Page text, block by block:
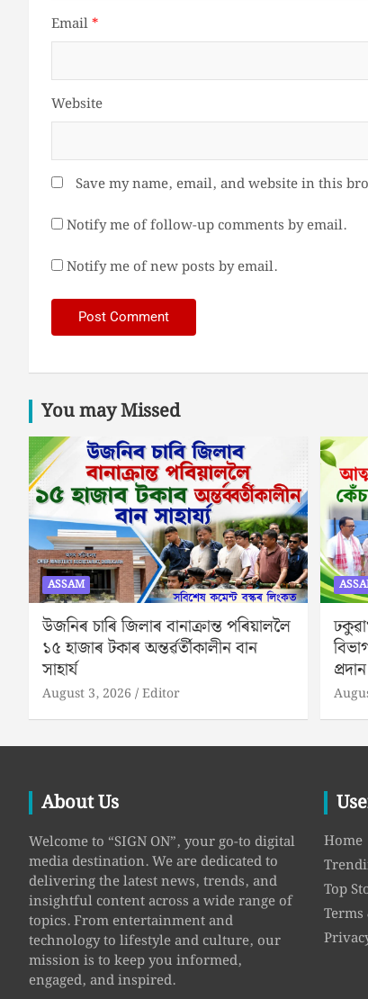
Email*
Website
Save my name, email, and website in this
Notify me of follow-up comments by email.
Notify me of new posts by email.
You may Missed
ASSAM
উজনিৰ চাৰি জিলাৰ বানাক্ৰান্ত পৰিয়াললৈ
১৫ হাজাৰ টকাৰ অন্তৰ্ৱৰ্তীকালীন বান
সাহাৰ্য
August 3, 2026 Editor
প্ৰদান
About Us
Welcome to “SIGN ON”, your go-to digital
media destination. We are dedicated to
delivering the latest news, trends, and
insightful content across a wide range of
topics. From entertainment and
technology to lifestyle and culture, our
mission is to keep you informed,
engaged, and inspired.
Home
Top